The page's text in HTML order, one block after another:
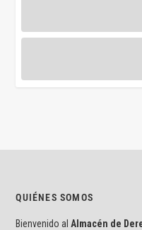
QUIÉNES SOMOS
Bienvenido al Almacén de